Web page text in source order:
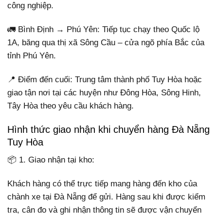
công nghiệp.
🚛 Bình Định → Phú Yên: Tiếp tục chạy theo Quốc lộ
1A, băng qua thị xã Sông Cầu – cửa ngõ phía Bắc của
tỉnh Phú Yên.
📍 Điểm đến cuối: Trung tâm thành phố Tuy Hòa hoặc
giao tận nơi tại các huyện như Đông Hòa, Sông Hinh,
Tây Hòa theo yêu cầu khách hàng.
Hình thức giao nhận khi chuyển hàng Đà Nẵng
Tuy Hòa
📦 1. Giao nhận tại kho:
Khách hàng có thể trực tiếp mang hàng đến kho của
chành xe tại Đà Nẵng để gửi. Hàng sau khi được kiểm
tra, cân đo và ghi nhận thông tin sẽ được vận chuyển